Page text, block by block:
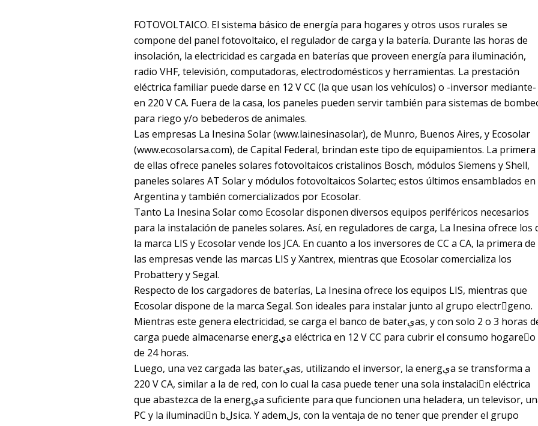
FOTOVOLTAICO. El sistema básico de energía para hogares y otros usos rurales se
compone del panel fotovoltaico, el regulador de carga y la batería. Durante las horas de
insolación, la electricidad es cargada en baterías que proveen energía para iluminación,
radio VHF, televisión, computadoras, electrodomésticos y herramientas. La prestación
eléctrica familiar puede darse en 12 V CC (la que usan los vehículos) o -inversor mediante-
en 220 V CA. Fuera de la casa, los paneles pueden servir también para sistemas de
para riego y/o bebederos de animales.
Las empresas La Inesina Solar (www.lainesinasolar), de Munro, Buenos Aires, y Ecosolar
(www.ecosolarsa.com), de Capital Federal, brindan este tipo de equipamientos. La primera
de ellas ofrece paneles solares fotovoltaicos cristalinos Bosch, módulos Siemens y Shell,
paneles solares AT Solar y módulos fotovoltaicos Solartec; estos últimos ensamblados en
Argentina y también comercializados por Ecosolar.
Tanto La Inesina Solar como Ecosolar disponen diversos equipos periféricos necesarios
para la instalación de paneles solares. Así, en reguladores de carga, La Inesina ofrece los
la marca LIS y Ecosolar vende los JCA. En cuanto a los inversores de CC a CA, la primera de
las empresas vende las marcas LIS y Xantrex, mientras que Ecosolar comercializa los
Probattery y Segal.
Respecto de los cargadores de baterías, La Inesina ofrece los equipos LIS, mientras que
Ecosolar dispone de la marca Segal. Son ideales para instalar junto al grupo electrَgeno.
Mientras este genera electricidad, se carga el banco de baterيas, y con solo 2 o 3 horas de
carga puede almacenarse energيa eléctrica en 12 V CC para cubrir el consumo hogareٌo
de 24 horas.
Luego, una vez cargada las baterيas, utilizando el inversor, la energيa se transforma a
220 V CA, similar a la de red, con lo cual la casa puede tener una sola instalaciَn eléctrica
que abastezca de la energيa suficiente para que funcionen una heladera, un televisor, una
PC y la iluminaciَn bلsica. Y ademلs, con la ventaja de no tener que prender el grupo